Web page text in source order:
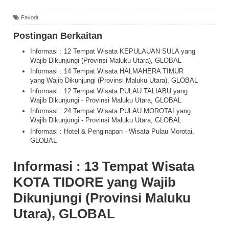
Favorit
Postingan Berkaitan
Informasi : 12 Tempat Wisata KEPULAUAN SULA yang
Wajib Dikunjungi (Provinsi Maluku Utara), GLOBAL
Informasi : 14 Tempat Wisata HALMAHERA TIMUR
yang Wajib Dikunjungi (Provinsi Maluku Utara), GLOBAL
Informasi : 12 Tempat Wisata PULAU TALIABU yang
Wajib Dikunjungi - Provinsi Maluku Utara, GLOBAL
Informasi : 24 Tempat Wisata PULAU MOROTAI yang
Wajib Dikunjungi - Provinsi Maluku Utara, GLOBAL
Informasi : Hotel & Penginapan - Wisata Pulau Morotai,
GLOBAL
Informasi : 13 Tempat Wisata
KOTA TIDORE yang Wajib
Dikunjungi (Provinsi Maluku
Utara), GLOBAL